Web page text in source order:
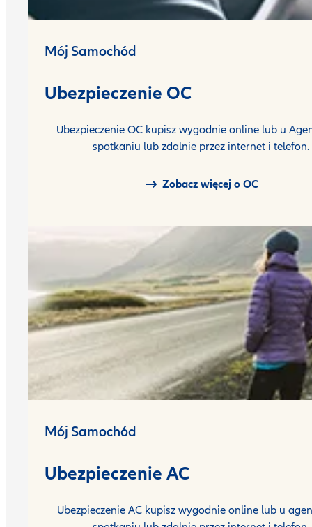
Mój Samochód
Ubezpieczenie OC
Ubezpieczenie OC kupisz wygodnie online lub u
spotkaniu lub zdalnie przez internet i telefon.
Zobacz więcej o OC
Mój Samochód
Ubezpieczenie AC
Ubezpieczenie AC kupisz wygodnie online lub u